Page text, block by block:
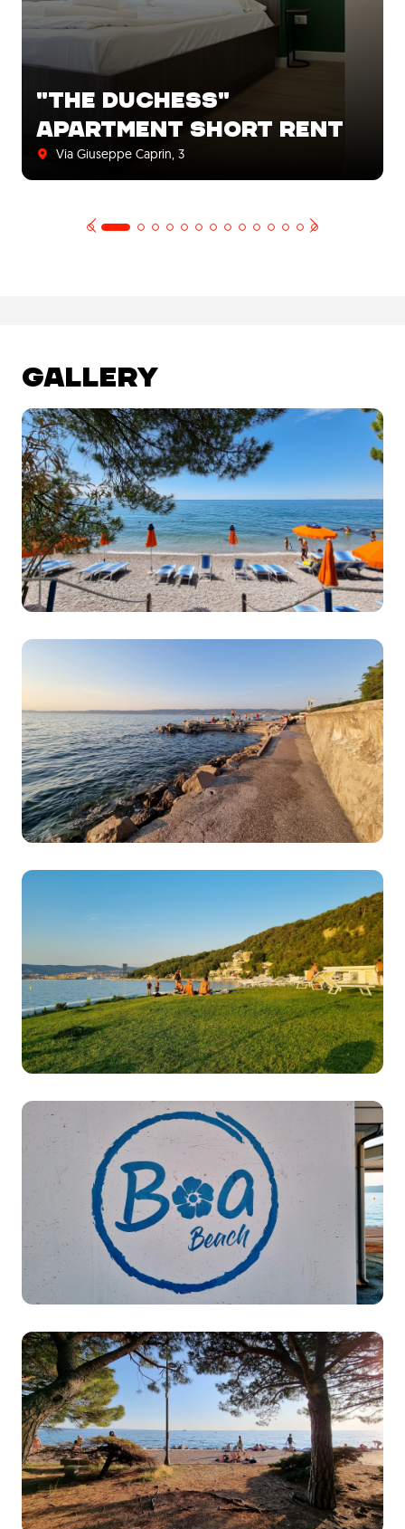
"THE DUCHESS"
APARTMENT SHORT RENT
Via Giuseppe Caprin, 3
GALLERY